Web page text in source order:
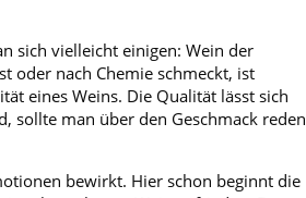
sich vielleicht einigen: Wein der
oder nach Chemie schmeckt, ist
eines Weins. Die Qualität lässt sich
sollte man über den Geschmack reden
bewirkt. Hier schon beginnt die